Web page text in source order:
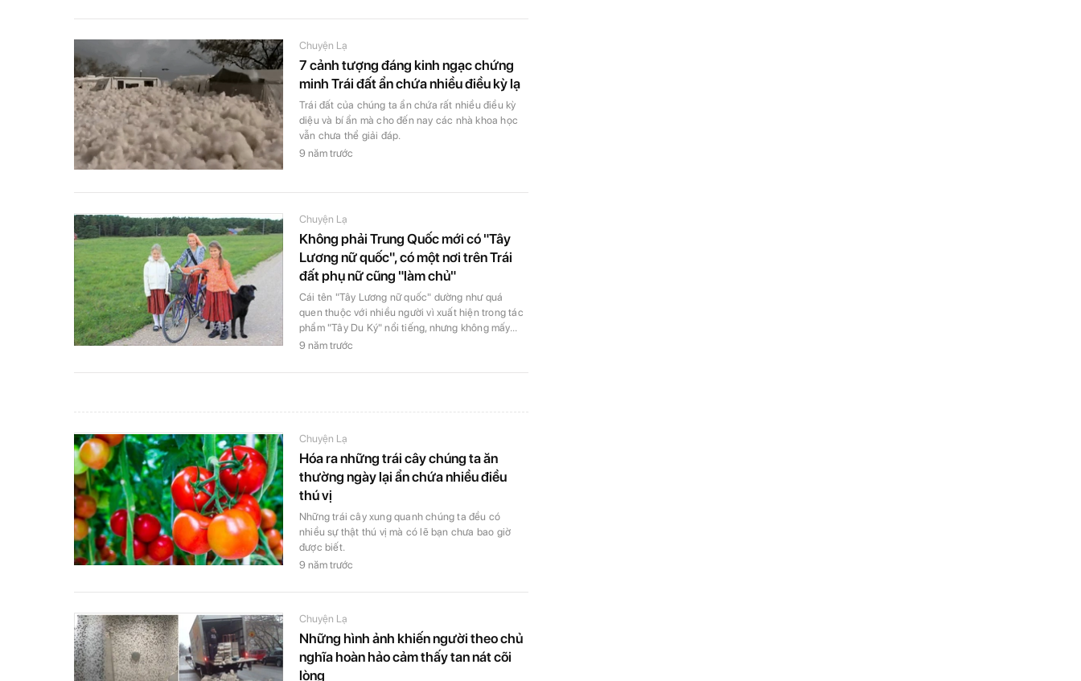
Chuyện Lạ
7 cảnh tượng đáng kinh ngạc chứng
minh Trái đất ẩn chứa nhiều điều kỳ lạ
Trái đất của chúng ta ẩn chứa rất nhiều điều kỳ
diệu và bí ẩn mà cho đến nay các nhà khoa học
vẫn chưa thể giải đáp.
9 năm trước
Chuyện Lạ
Không phải Trung Quốc mới có "Tây
Lương nữ quốc", có một nơi trên Trái
đất phụ nữ cũng "làm chủ"
Cái tên "Tây Lương nữ quốc" dường như quá
quen thuộc với nhiều người vì xuất hiện trong tác
phẩm "Tây Du Ký" nổi tiếng, nhưng không mấy...
9 năm trước
Chuyện Lạ
Hóa ra những trái cây chúng ta ăn
thường ngày lại ẩn chứa nhiều điều
thú vị
Những trái cây xung quanh chúng ta đều có
nhiều sự thật thú vị mà có lẽ bạn chưa bao giờ
được biết.
9 năm trước
Chuyện Lạ
Những hình ảnh khiến người theo chủ
nghĩa hoàn hảo cảm thấy tan nát cõi
lòng